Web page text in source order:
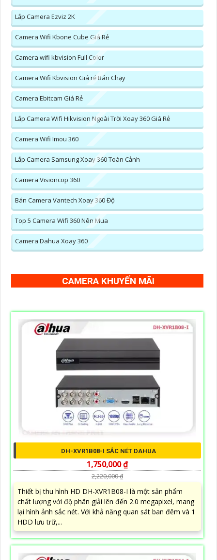
Lắp Camera Ezviz 2K
Camera Wifi Kbone Cube Giá Rẻ
Camera wifi kbvision Full Color
Camera Wifi Kbvision Giá rẻ Bán Chạy
Camera Ebitcam Giá Rẻ
Lắp Camera Wifi Hikvision Ngoài Trời Xoay 360 Giá Rẻ
Camera Wifi Imou 360
Lắp Camera Samsung Xoay 360 Toàn Cảnh
Camera Visioncop 360
Bán Camera Vantech Xoay 360 Độ
Top 5 Camera Wifi 360 Nên Mua
Camera Dahua Xoay 360
CAMERA KHUYẾN MÃI
DH-XVR1B08-I SẮC NÉT DAHUA
1,750,000 ₫
2,220,000 ₫
Thiết bị thu hình HD DH-XVR1B08-I là một sản phẩm
chất lượng với độ phân giải lên đến 2.0 megapixel, mang
lại hình ảnh sắc nét. Với khả năng quan sát ban đêm và 1
HDD lưu trữ,...